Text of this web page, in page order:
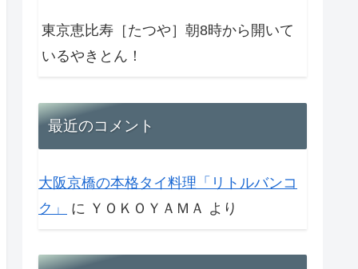
東京恵比寿［たつや］朝8時から開いて
いるやきとん！
最近のコメント
大阪京橋の本格タイ料理「リトルバンコ
ク」
に ＹＯＫＯＹＡＭＡ より